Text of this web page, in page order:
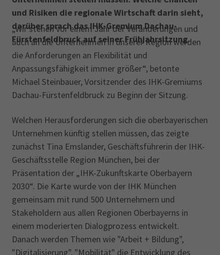
Über uns
Leichte Sprache
IHK regional
Presse
EN
IHK Akademie
Magazin Log-in
Ausbildungsvertrag
AdA
34d
Prüfungstermine
Wirtschaftsfachwirt
34f
Negativerklärung
Sachkundeprüfung
Berichtsheft
34i
Betriebswirt Prüfbericht
und ‎Risiken die regionale Wirtschaft darin sieht,
darüber sprach das IHK-‎Gremium Dachau-‎
Fürstenfeldbruck auf seiner Frühjahrsitzung.
„Wir stehen vor einem Jahr der Veränderungen und
auch an die Unternehmen in ‎unserer Region werden
die Anforderungen an Flexibilität und
Anpassungsfähigkeit ‎immer größer“, betonte
Michael Steinbauer, Vorsitzender des IHK-Gremiums
‎Dachau-Fürstenfeldbruck zu Beginn der Sitzung.
Welchen Herausforderungen ‎sich die oberbayerischen
Unternehmen künftig stellen müssen, das zeigte
‎zunächst Tina Emslander, Geschäftsführerin der IHK-
Geschäftsstelle Region ‎München,‎ bei der
Präsentation der „IHK-Zukunftskarte Oberbayern
2030“. Die Karte ‎wurde von der IHK München
gemeinsam mit rund 500 Unternehmern und
‎Stakeholdern aus allen Regionen Oberbayerns in
einem moderierten Dialogprozess ‎entwickelt.
Danach werden Themen wie "Arbeit + Bildung",
"Digitalisierung", "Mobilität" die Entwicklung des